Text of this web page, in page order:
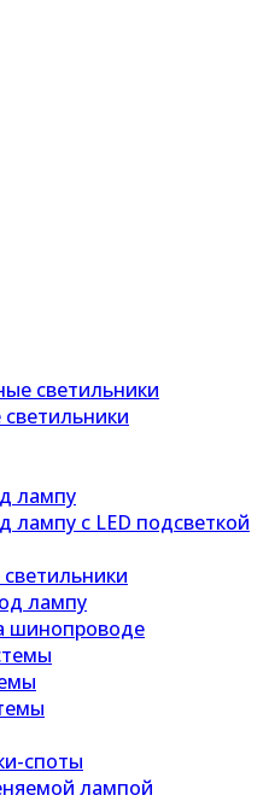
светильники
лампу
лампу с LED подсветкой
лампу
шинопроводе
споты
лампой